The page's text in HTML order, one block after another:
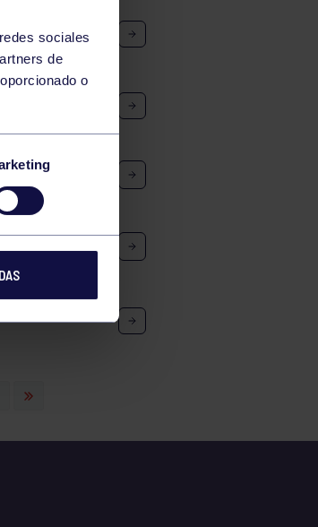
sociales
de
o
– EL HORRU
DRIVE PÁDEL
OVIEDO